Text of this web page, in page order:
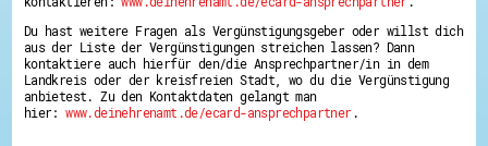
Du hast weitere Fragen als Vergünstigungsgeber oder willst dich
aus der Liste der Vergünstigungen streichen lassen? Dann
kontaktiere auch hierfür den/die Ansprechpartner/in in dem
Landkreis oder der kreisfreien Stadt, wo du die Vergünstigung
anbietest. Zu den Kontaktdaten gelangt man
hier:www.deinehrenamt.de/ecard-ansprechpartner .